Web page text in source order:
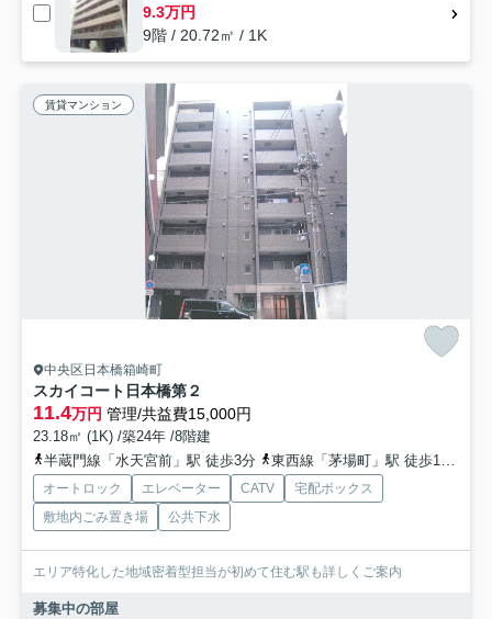
9.3万円
9階 / 20.72㎡ / 1K
賃貸マンション
中央区日本橋箱崎町
スカイコート日本橋第２
11.4万円 管理/共益費15,000円
23.18㎡ (1K) /築24年 /8階建
半蔵門線「水天宮前」駅 徒歩3分
東西線「茅場町」駅 徒歩10分
オートロック エレベーター CATV
宅配ボックス
敷地内ごみ置き場
公共下水
エリア特化した地域密着型担当が初めて住む駅も詳しくご案内
募集中の部屋